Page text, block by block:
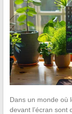
Dans un monde où
devant l’écran sont